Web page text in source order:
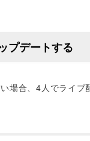
プデートする
場合、4人でライブ